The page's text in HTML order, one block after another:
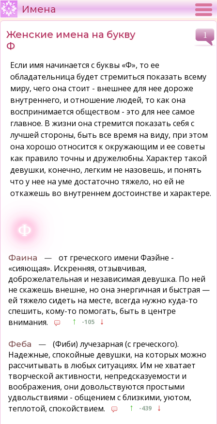
Имена
1
Женские имена на букву
Ф
Если имя начинается с буквы «Ф», то ее
обладательница будет стремиться показать всему
миру, чего она стоит - внешнее для нее дороже
внутреннего, и отношение людей, то как она
воспринимается обществом - это для нее самое
главное. В жизни она стремится показать себя с
лучшей стороны, быть все время на виду, при этом
она хорошо относится к окружающим и ее советы
как правило точны и дружелюбны. Характер такой
девушки, конечно, легким не назовешь, и понять
что у нее на уме достаточно тяжело, но ей не
откажешь во внутреннем достоинстве и характере.
Ф
Фаина —
от греческого имени Фаэйне -
«сияющая». Искренняя, отзывчивая,
доброжелательная и независимая девушка. По ней
не скажешь внешне, но она энергичная и быстрая —
ей тяжело сидеть на месте, всегда нужно куда-то
спешить, кому-то помогать, быть в центре
внимания.
↑ -105 ↓
Феба —
(Фиби) лучезарная (с греческого).
Надежные, спокойные девушки, на которых можно
рассчитывать в любых ситуациях. Им не хватает
творческой активности, непредсказуемости и
воображения, они довольствуются простыми
удвольствиями - общением с близкими, уютом,
теплотой, спокойствием.
↑ -439 ↓